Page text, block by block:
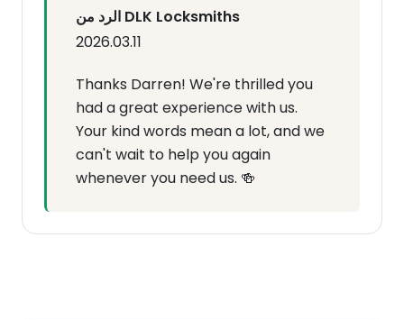
الرد من DLK Locksmiths
2026.03.11
Thanks Darren! We're thrilled you
had a great experience with us.
Your kind words mean a lot, and we
can't wait to help you again
whenever you need us. 🍻